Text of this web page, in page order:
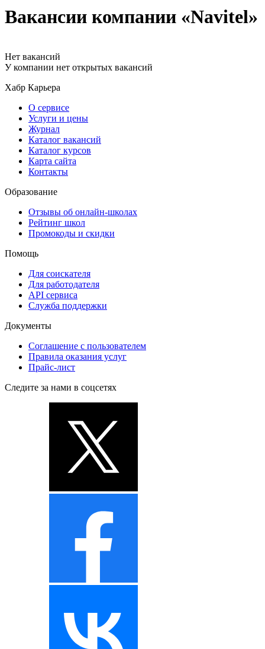
Вакансии компании «Navitel»
Нет вакансий
У компании нет открытых вакансий
Хабр Карьера
О сервисе
Услуги и цены
Журнал
Каталог вакансий
Каталог курсов
Карта сайта
Контакты
Образование
Отзывы об онлайн-школах
Рейтинг школ
Промокоды и скидки
Помощь
Для соискателя
Для работодателя
API сервиса
Служба поддержки
Документы
Соглашение с пользователем
Правила оказания услуг
Прайс-лист
Следите за нами в соцсетях